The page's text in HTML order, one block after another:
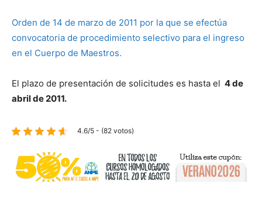
Orden de 14 de marzo de 2011 por la que se efectúa
convocatoria de procedimiento selectivo para el ingreso
en el Cuerpo de Maestros.
El plazo de presentación de solicitudes es hasta el 4 de
abril de 2011.
4.6/5 - (82 votos)